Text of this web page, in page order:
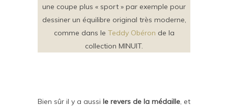
une coupe plus « sport » par exemple pour
dessiner un équilibre original très moderne,
comme dans le Teddy Obéron de la
collection MINUIT.
Bien sûr il y a aussi le revers de la médaille, et